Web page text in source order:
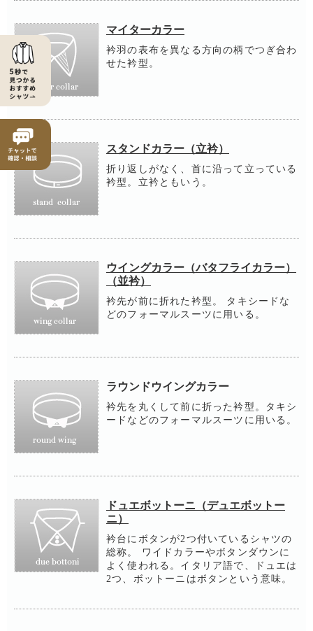
マイターカラー
衿羽の表布を異なる方向の柄でつぎ合わ
せた衿型。
スタンドカラー（立衿）
折り返しがなく、首に沿って立っている
衿型。立衿ともいう。
ウイングカラー（バタフライカラー）
（並衿）
衿先が前に折れた衿型。 タキシードな
どのフォーマルスーツに用いる。
ラウンドウイングカラー
衿先を丸くして前に折った衿型。タキシ
ードなどのフォーマルスーツに用いる。
ドュエボットーニ（デュエボットー
ニ）
衿台にボタンが2つ付いているシャツの
総称。 ワイドカラーやボタンダウンに
よく使われる。イタリア語で、ドュエは
2つ、ボットーニはボタンという意味。